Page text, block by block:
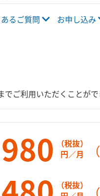
るご質問 お申し込み
ご利用いただくことがで
980
（税抜）
円／月
（
（税抜）
（